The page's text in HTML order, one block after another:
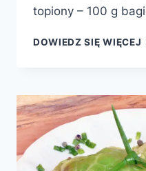
topiony – 100 g
DOWIEDZ SIĘ WIĘCEJ